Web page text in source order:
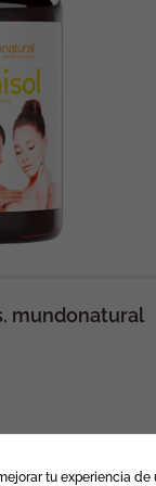
mundonatural
tu experiencia